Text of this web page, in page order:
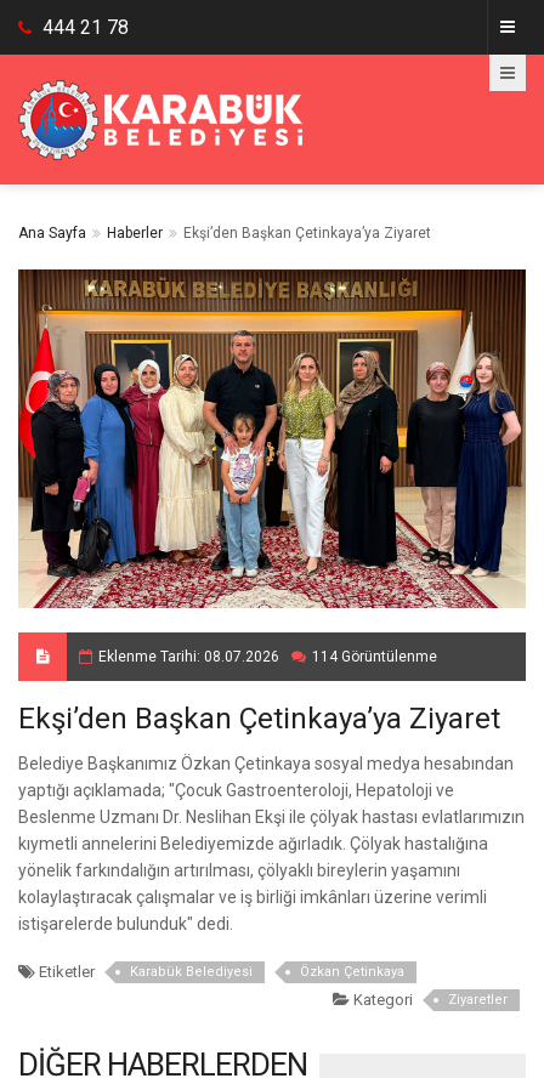
444 21 78
Ana Sayfa Haberler Ekşi’den Başkan Çetinkaya’ya Ziyaret
Eklenme Tarihi: 08.07.2026 114 Görüntülenme
Ekşi’den Başkan Çetinkaya’ya Ziyaret
Belediye Başkanımız Özkan Çetinkaya sosyal medya hesabından
yaptığı açıklamada; "Çocuk Gastroenteroloji, Hepatoloji ve
Beslenme Uzmanı Dr. Neslihan Ekşi ile çölyak hastası evlatlarımızın
kıymetli annelerini Belediyemizde ağırladık. Çölyak hastalığına
yönelik farkındalığın artırılması, çölyaklı bireylerin yaşamını
kolaylaştıracak çalışmalar ve iş birliği imkânları üzerine verimli
istişarelerde bulunduk" dedi.
Etiketler Karabük Belediyesi Özkan Çetinkaya
Kategori Ziyaretler
DİĞER HABERLERDEN